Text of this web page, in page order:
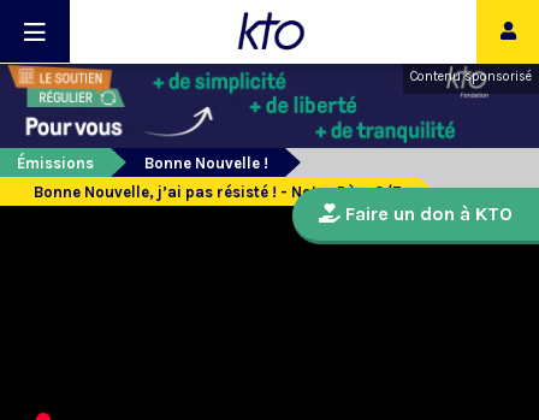
Contenu sponsorisé
Émissions
Bonne Nouvelle !
Bonne Nouvelle, j’ai pas résisté ! - Notre Père 3/7
Faire un don à KTO